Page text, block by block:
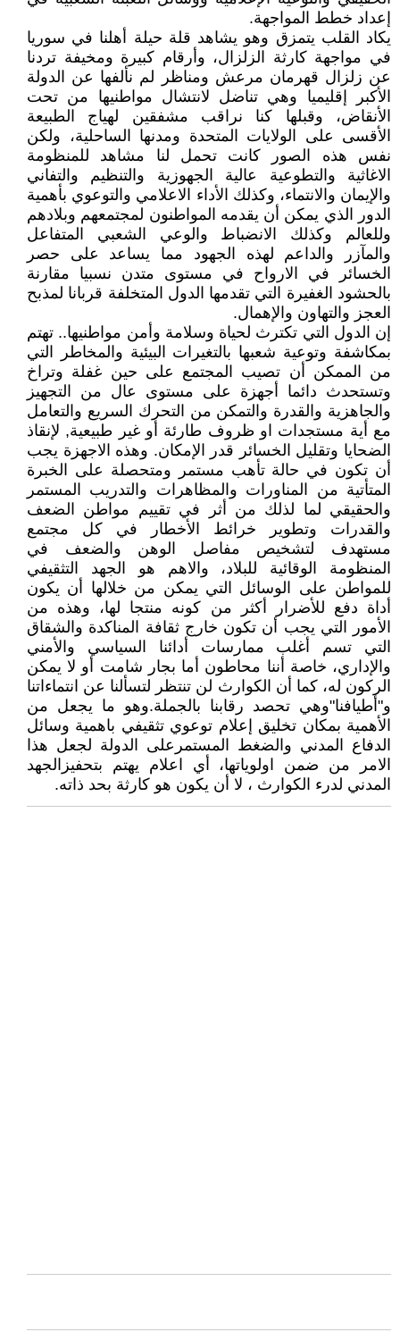
إعداد خطط المواجهة.
يكاد القلب يتمزق وهو يشاهد قلة حيلة أهلنا في سوريا
في مواجهة كارثة الزلزال، وأرقام كبيرة ومخيفة تردنا
عن زلزال قهرمان مرعش ومناظر لم نألفها عن الدولة
الأكبر إقليميا وهي تناضل لانتشال مواطنيها من تحت
الأنقاض، وقبلها كنا نراقب مشفقين لهياج الطبيعة
الأقسى على الولايات المتحدة ومدنها الساحلية، ولكن
نفس هذه الصور كانت تحمل لنا مشاهد للمنظومة
الاغاثية والتطوعية عالية الجهوزية والتنظيم والتفاني
والإيمان والانتماء، وكذلك الأداء الاعلامي والتوعوي بأهمية
الدور الذي يمكن أن يقدمه المواطنون لمجتمعهم وبلادهم
وللعالم وكذلك الانضباط والوعي الشعبي المتفاعل
والمآزر والداعم لهذه الجهود مما يساعد على حصر
الخسائر في الارواح في مستوى متدن نسبيا مقارنة
بالحشود الغفيرة التي تقدمها الدول المتخلفة قربانا لمذبح
العجز والتهاون والإهمال.
إن الدول التي تكترث لحياة وسلامة وأمن مواطنيها.. تهتم
بمكاشفة وتوعية شعبها بالتغيرات البيئية والمخاطر التي
من الممكن أن تصيب المجتمع على حين غفلة وتراخ
وتستحدث دائما أجهزة على مستوى عال من التجهيز
والجاهزية والقدرة والتمكن من التحرك السريع والتعامل
مع أية مستجدات او ظروف طارئة أو غير طبيعية, لإنقاذ
الضحايا وتقليل الخسائر قدر الإمكان. وهذه الاجهزة يجب
أن تكون في حالة تأهب مستمر ومتحصلة على الخبرة
المتأتية من المناورات والمظاهرات والتدريب المستمر
والحقيقي لما لذلك من أثر في تقييم مواطن الضعف
والقدرات وتطوير خرائط الأخطار في كل مجتمع
مستهدف لتشخيص مفاصل الوهن والضعف في
المنظومة الوقائية للبلاد، والاهم هو الجهد التثقيفي
للمواطن على الوسائل التي يمكن من خلالها أن يكون
أداة دفع للأضرار أكثر من كونه منتجا لها، وهذه من
الأمور التي يجب أن تكون خارج ثقافة المناكدة والشقاق
التي تسم أغلب ممارسات أدائنا السياسي والأمني
والإداري، خاصة أننا محاطون أما بجار شامت أو لا يمكن
الركون له، كما أن الكوارث لن تنتظر لتسألنا عن انتماءاتنا
و"أطيافنا"وهي تحصد رقابنا بالجملة.وهو ما يجعل من
الأهمية بمكان تخليق إعلام توعوي تثقيفي باهمية وسائل
الدفاع المدني والضغط المستمرعلى الدولة لجعل هذا
الامر من ضمن اولوياتها، أي اعلام يهتم بتحفيزالجهد
المدني لدرء الكوارث ، لا أن يكون هو كارثة بحد ذاته.